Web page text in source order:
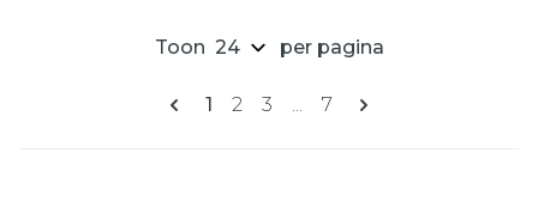
Pagina's
U lees momenteel pagina
1 Pagina
2 Pagina
3 ... Pagina
7
Toon per pagina